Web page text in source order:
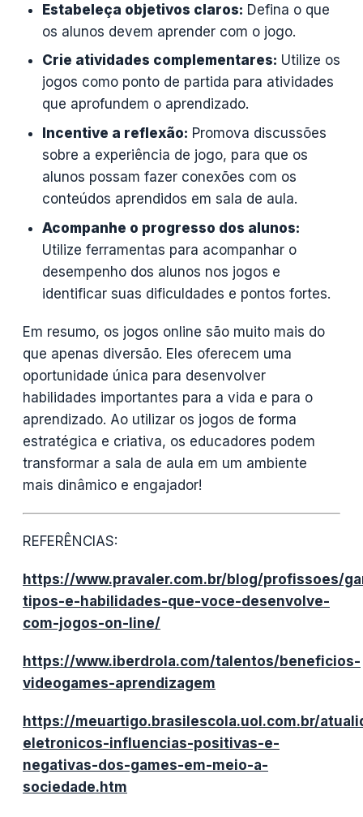
Estabeleça objetivos claros: Defina o que
os alunos devem aprender com o jogo.
Crie atividades complementares: Utilize os
jogos como ponto de partida para atividades
que aprofundem o aprendizado.
Incentive a reflexão: Promova discussões
sobre a experiência de jogo, para que os
alunos possam fazer conexões com os
conteúdos aprendidos em sala de aula.
Acompanhe o progresso dos alunos:
Utilize ferramentas para acompanhar o
desempenho dos alunos nos jogos e
identificar suas dificuldades e pontos fortes.
Em resumo, os jogos online são muito mais do
que apenas diversão. Eles oferecem uma
oportunidade única para desenvolver
habilidades importantes para a vida e para o
aprendizado. Ao utilizar os jogos de forma
estratégica e criativa, os educadores podem
transformar a sala de aula em um ambiente
mais dinâmico e engajador!
REFERÊNCIAS:
https://www.pravaler.com.br/blog/profissoes/
tipos-e-habilidades-que-voce-desenvolve-
com-jogos-on-line/
https://www.iberdrola.com/talentos/beneficios-
videogames-aprendizagem
https://meuartigo.brasilescola.uol.com.br/
eletronicos-influencias-positivas-e-
negativas-dos-games-em-meio-a-
sociedade.htm